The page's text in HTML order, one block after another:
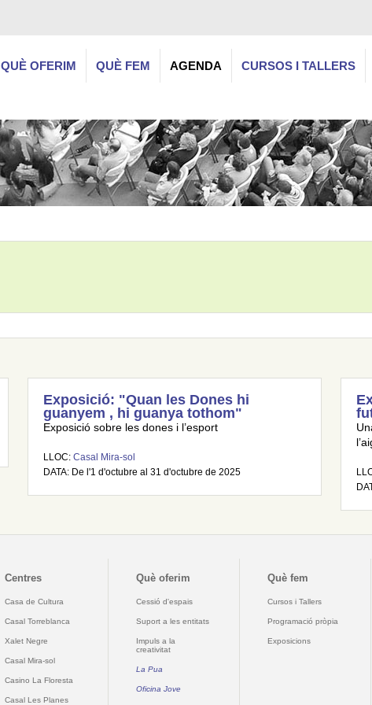
QUÈ OFERIM QUÈ FEM AGENDA CURSOS I TALLERS
Exposició: "Quan les Dones hi
guanyem , hi guanya tothom"
Exposició sobre les dones i l’esport
LLOC: Casal Mira-sol
DATA: De l'1 d'octubre al 31 d'octubre de 2025
Centres
Casa de Cultura
Casal Torreblanca
Xalet Negre
Casal Mira-sol
Casino La Floresta
Casal Les Planes
Què oferim
Cessió d'espais
Suport a les entitats
Impuls a la
creativitat
La Pua
Oficina Jove
Què fem
Cursos i Tallers
Programació pròpia
Exposicions